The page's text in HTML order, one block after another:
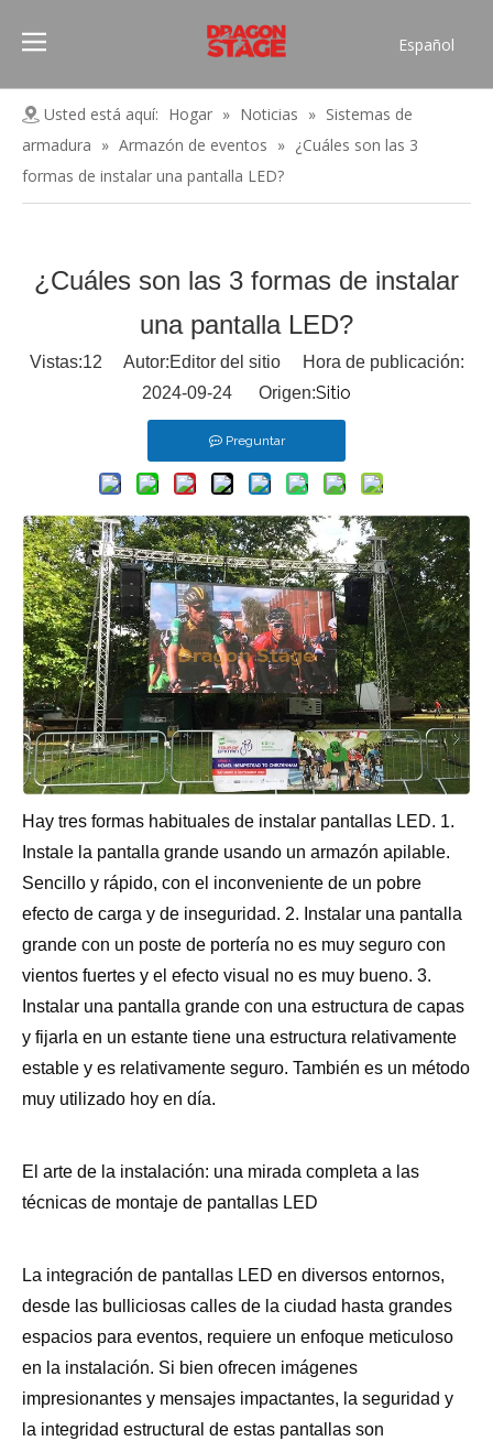
Español
Pусский
Français
简体中文
Usted está aquí: Hogar » Noticias » Sistemas de
armadura » Armazón de eventos » ¿Cuáles son las 3
formas de instalar una pantalla LED?
¿Cuáles son las 3 formas de instalar
una pantalla LED?
Vistas:12 Autor:Editor del sitio Hora de publicación:
2024-09-24 Origen:Sitio
Preguntar
Hay tres formas habituales de instalar pantallas LED. 1.
Instale la pantalla grande usando un armazón apilable.
Sencillo y rápido, con el inconveniente de un pobre
efecto de carga y de inseguridad. 2. Instalar una pantalla
grande con un poste de portería no es muy seguro con
vientos fuertes y el efecto visual no es muy bueno. 3.
Instalar una pantalla grande con una estructura de capas
y fijarla en un estante tiene una estructura relativamente
estable y es relativamente seguro. También es un método
muy utilizado hoy en día.
El arte de la instalación: una mirada completa a las
técnicas de montaje de pantallas LED
La integración de pantallas LED en diversos entornos,
desde las bulliciosas calles de la ciudad hasta grandes
espacios para eventos, requiere un enfoque meticuloso
en la instalación. Si bien ofrecen imágenes
impresionantes y mensajes impactantes, la seguridad y
la integridad estructural de estas pantallas son